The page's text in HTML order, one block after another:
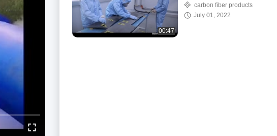
00:47
Motorfietsproducten
OEM
carbon fiber products
July 01, 2022